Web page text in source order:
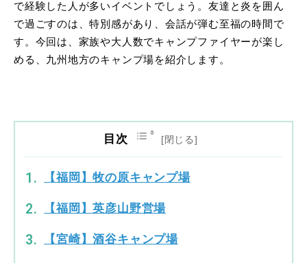
で経験した人が多いイベントでしょう。友達と炎を囲ん
で過ごすのは、特別感があり、会話が弾む至福の時間で
す。今回は、家族や大人数でキャンプファイヤーが楽し
める、九州地方のキャンプ場を紹介します。
目次
【福岡】牧の原キャンプ場
【福岡】英彦山野営場
【宮崎】酒谷キャンプ場